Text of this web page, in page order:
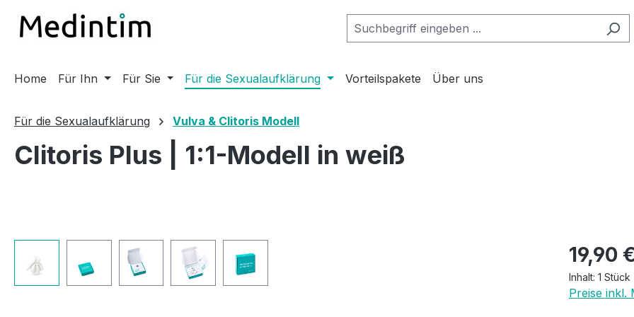
Hauptinhalt springen
Zur Suche springen
Zur Hauptnavigation springen
Home Für Ihn Für Sie Für die Sexualaufklärung Vorteilspakete Über uns
Für die Sexualaufklärung Vulva & Clitoris Modell
Clitoris Plus | 1:1-Modell in weiß
Regulärer
19,90 €
Inhalt: 1 Stück
Preise inkl.